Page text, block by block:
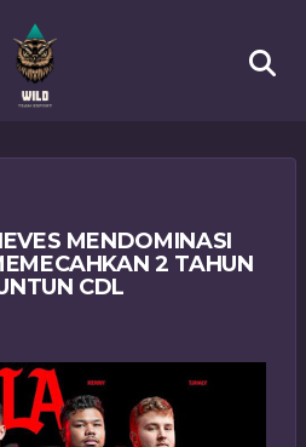
MENDOMINASI
2 TAHUN
CDL